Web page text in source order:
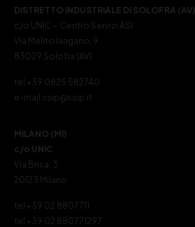
DISTRETTO INDUSTRIALE DI SOLOFRA (AV)
c/o UNIC – Centro Servizi ASI
Via Melito Iangano, 9
83029 Solofra (AV)
tel +39 0825 582740
e-mail ssip@ssip.it
MILANO (MI)
c/o UNIC
Via Brisa, 3
20123 Milano
tel +39 02 8807711
tel +39 02 880771297